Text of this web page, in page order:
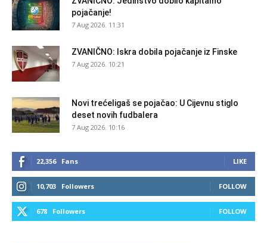
pojačanje!
7 Aug 2026. 11:31
ZVANIČNO: Iskra dobila pojačanje iz Finske
7 Aug 2026. 10:21
Novi trećeligaš se pojačao: U Cijevnu stiglo
deset novih fudbalera
7 Aug 2026. 10:16
22,356 Fans LIKE
10,703 Followers FOLLOW
678 Followers FOLLOW